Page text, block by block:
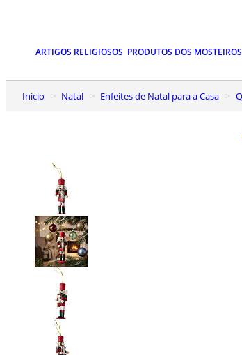
ARTIGOS RELIGIOSOS PRODUTOS DOS MOSTEIROS
Inicio Natal Enfeites de Natal para a Casa